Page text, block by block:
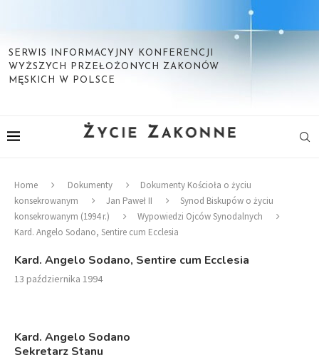
SERWIS INFORMACYJNY KONFERENCJI
WYŻSZYCH PRZEŁOŻONYCH ZAKONÓW
MĘSKICH W POLSCE
Home Dokumenty
Dokumenty Kościoła o życiu
konsekrowanym
Jan Paweł II
Synod Biskupów o życiu
konsekrowanym (1994 r.)
Wypowiedzi Ojców Synodalnych
Kard. Angelo Sodano, Sentire cum Ecclesia
Kard. Angelo Sodano, Sentire cum Ecclesia
13 października 1994
Kard. Angelo Sodano
Sekretarz Stanu